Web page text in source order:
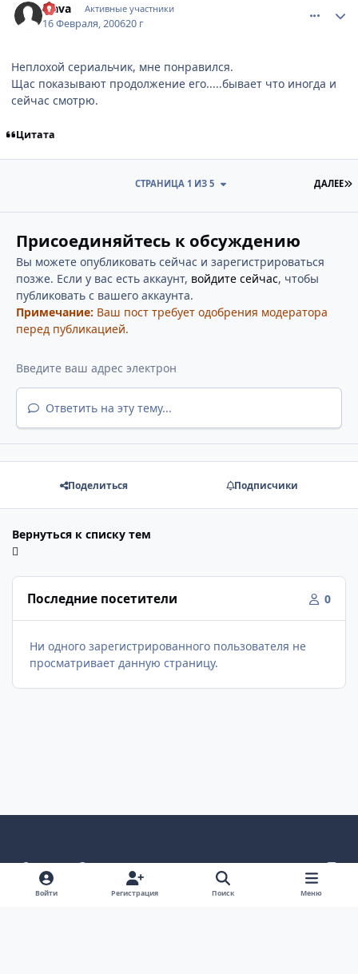
Slava Активные участники
16 Февраля, 200620 г
Неплохой сериальчик, мне понравился.
Щас показывают продолжение его.....бывает что иногда и
сейчас смотрю.
Цитата
ДАЛЕЕ
СТРАНИЦА 1 ИЗ 5
Присоединяйтесь к обсуждению
Вы можете опубликовать сейчас и зарегистрироваться
позже. Если у вас есть аккаунт, войдите сейчас, чтобы
публиковать с вашего аккаунта.
Примечание: Ваш пост требует одобрения модератора
перед публикацией.
Ответить на эту тему...
Поделиться Подписчики
Вернуться к списку тем
Последние посетители 0
Ни одного зарегистрированного пользователя не
просматривает данную страницу.
Светлый режим
Темный режим
Как в системе
v
k
Политика конфиденциальности
Войти Регистрация Поиск Меню